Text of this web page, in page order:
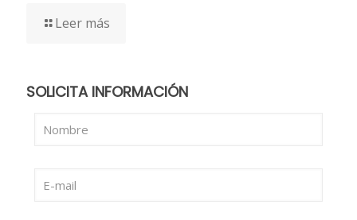
Leer más
SOLICITA INFORMACIÓN